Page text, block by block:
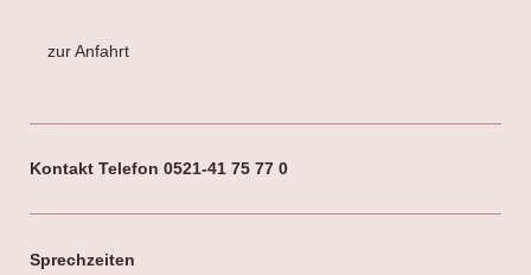
zur Anfahrt
Kontakt Telefon 0521-41 75 77 0
Sprechzeiten